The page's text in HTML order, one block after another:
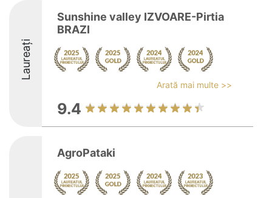
Laureați
Sunshine valley IZVOARE-Pirtia
BRAZI
Arată mai multe >>
9.4
AgroPataki